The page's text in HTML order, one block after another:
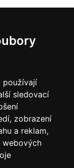
používají
sledovací
zobrazení
a reklam,
webových